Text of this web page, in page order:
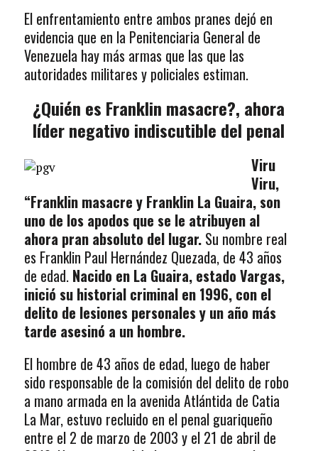
El enfrentamiento entre ambos pranes dejó en
evidencia que en la Penitenciaria General de
Venezuela hay más armas que las que las
autoridades militares y policiales estiman.
¿Quién es Franklin masacre?, ahora
líder negativo indiscutible del penal
Viru
Viru,
“Franklin masacre y Franklin La Guaira, son
uno de los apodos que se le atribuyen al
ahora pran absoluto del lugar.Su nombre real
es Franklin Paul Hernández Quezada, de 43 años
de edad. Nacido en La Guaira, estado Vargas,
inició su historial criminal en 1996, con el
delito de lesiones personales y un año más
tarde asesinó a un hombre.
El hombre de 43 años de edad, luego de haber
sido responsable de la comisión del delito de robo
a mano armada en la avenida Atlántida de Catia
La Mar, estuvo recluido en el penal guariqueño
entre el 2 de marzo de 2003 y el 21 de abril de